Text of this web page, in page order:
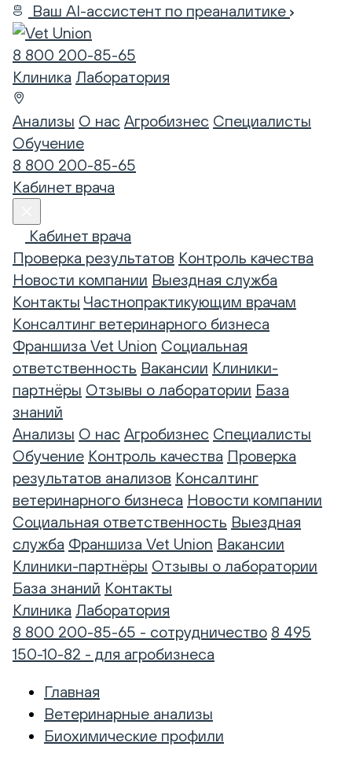
Ваш AI-ассистент по преаналитике
8 800 200-85-65
Клиника Лаборатория
Анализы О нас Агробизнес Специалисты
Обучение
8 800 200-85-65
Кабинет врача
Кабинет врача
Проверка результатов Контроль качества
Новости компании Выездная служба
Контакты Частнопрактикующим врачам
Консалтинг ветеринарного бизнеса
Франшиза Vet Union Социальная
ответственность Вакансии Клиники-
партнёры Отзывы о лаборатории База
знаний
Анализы О нас Агробизнес Специалисты
Обучение Контроль качества Проверка
результатов анализов Консалтинг
ветеринарного бизнеса Новости компании
Социальная ответственность Выездная
служба Франшиза Vet Union Вакансии
Клиники-партнёры Отзывы о лаборатории
База знаний Контакты
Клиника Лаборатория
8 800 200-85-65 - сотрудничество 8 495
150-10-82 - для агробизнеса
Главная
Ветеринарные анализы
Биохимические профили